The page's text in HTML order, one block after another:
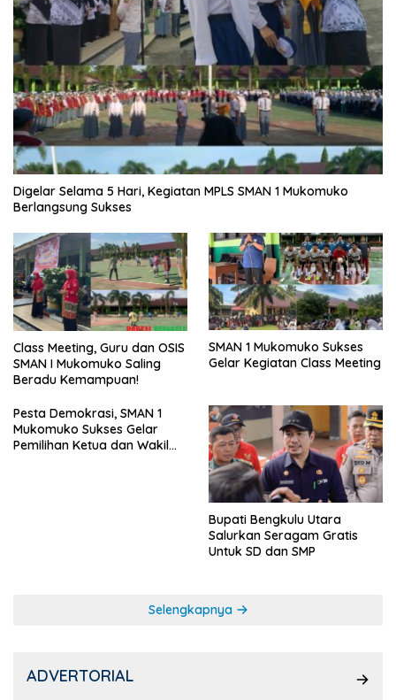
Digelar Selama 5 Hari, Kegiatan MPLS SMAN 1 Mukomuko
Berlangsung Sukses
Class Meeting, Guru dan OSIS
SMAN I Mukomuko Saling
Beradu Kemampuan!
SMAN 1 Mukomuko Sukses
Gelar Kegiatan Class Meeting
Pesta Demokrasi, SMAN 1
Mukomuko Sukses Gelar
Pemilihan Ketua dan Wakil
Bupati Bengkulu Utara
Salurkan Seragam Gratis
Untuk SD dan SMP
Selengkapnya
ADVERTORIAL